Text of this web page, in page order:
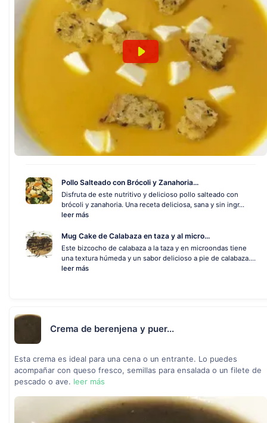
Pollo Salteado con Brócoli y Zanahoria...
Disfruta de este nutritivo y delicioso pollo salteado con
brócoli y zanahoria. Una receta deliciosa, sana y sin ingr...
leer más
Mug Cake de Calabaza en taza y al micro...
Este bizcocho de calabaza a la taza y en microondas tiene
una textura húmeda y un sabor delicioso a pie de calabaza....
leer más
Crema de berenjena y puer...
Esta crema es ideal para una cena o un entrante. Lo puedes
acompañar con queso fresco, semillas para ensalada o un filete de
pescado o ave. leer más